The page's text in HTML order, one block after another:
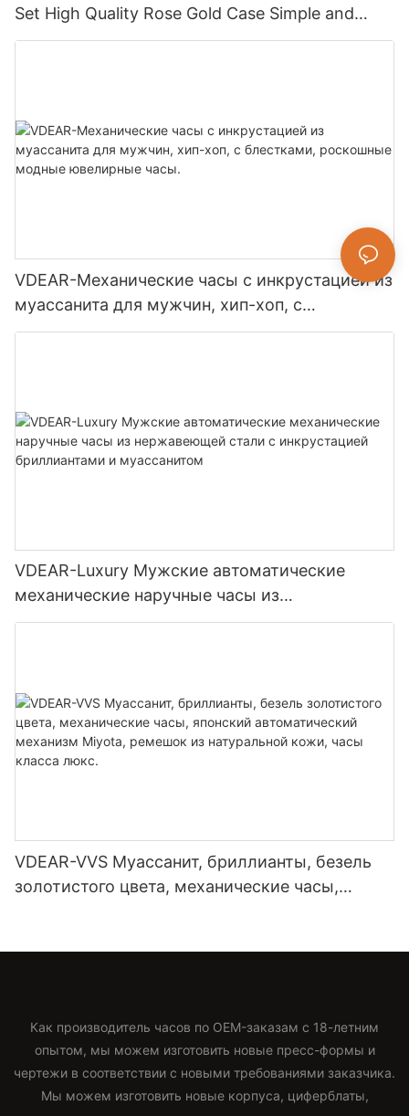
Set High Quality Rose Gold Case Simple and
Universally Quartz Watch Relogio Masculino
VDEAR-Механические часы с инкрустацией из
муассанита для мужчин, хип-хоп, с
блестками, роскошные модные ювелирные
VDEAR-Luxury Мужские автоматические
механические наручные часы из
нержавеющей стали с инкрустацией
VDEAR-VVS Муассанит, бриллианты, безель
золотистого цвета, механические часы,
Как производитель часов по OEM-заказам с 18-летним
опытом, мы можем изготовить новые пресс-формы и
чертежи в соответствии с новыми требованиями заказчика.
Мы можем изготовить новые корпуса, циферблаты,